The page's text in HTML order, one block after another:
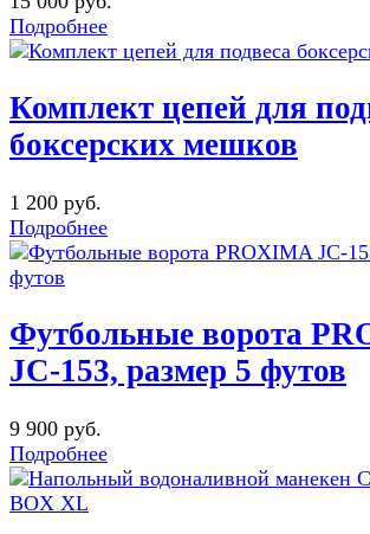
Подробнее
Комплект цепей для
боксерских мешков
1 200 руб.
Подробнее
Футбольные ворота
JC-153, размер 5 футов
9 900 руб.
Подробнее